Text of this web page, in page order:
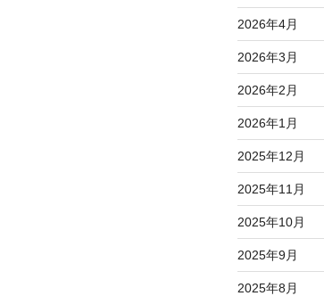
2026年4月
2026年3月
2026年2月
2026年1月
2025年12月
2025年11月
2025年10月
2025年9月
2025年8月